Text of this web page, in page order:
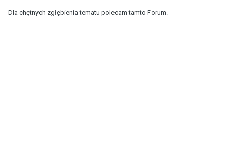
Dla chętnych zgłębienia tematu polecam tamto Forum.